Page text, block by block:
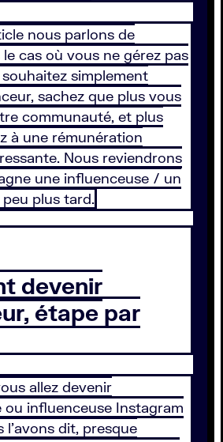
nous parlons de
le cas où vous ne gérez pas
simplement
sachez que plus vous
communauté, et plus
à une rémunération
Nous reviendrons
une influenceuse / un
plus tard.
devenir
étape par
allez devenir
ou influenceuse Instagram
l’avons dit, presque